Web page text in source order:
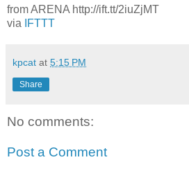
from ARENA http://ift.tt/2iuZjMT
via
IFTTT
kpcat at 5:15 PM
Share
No comments:
Post a Comment